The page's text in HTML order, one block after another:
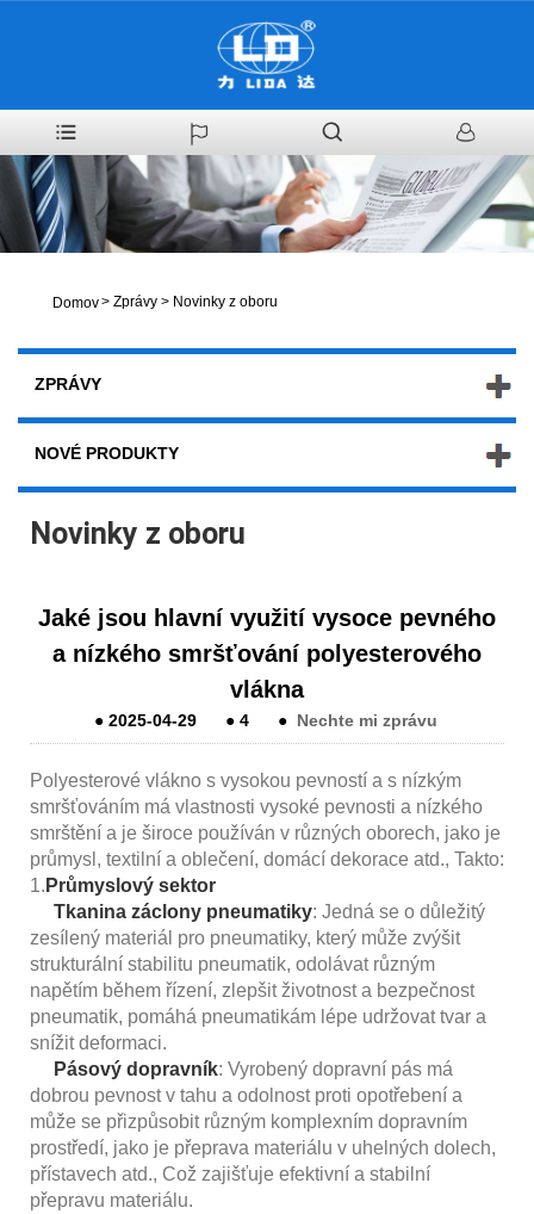
Domov> Zprávy > Novinky z oboru
ZPRÁVY
NOVÉ PRODUKTY
Novinky z oboru
Jaké jsou hlavní využití vysoce pevného
a nízkého smršťování polyesterového
vlákna
●2025-04-29 ●4 ● Nechte mi zprávu
Polyesterové vlákno s vysokou pevností a s nízkým
smršťováním má vlastnosti vysoké pevnosti a nízkého
smrštění a je široce používán v různých oborech, jako je
průmysl, textilní a oblečení, domácí dekorace atd., Takto:
1. Průmyslový sektor
Tkanina záclony pneumatiky: Jedná se o důležitý
zesílený materiál pro pneumatiky, který může zvýšit
strukturální stabilitu pneumatik, odolávat různým
napětím během řízení, zlepšit životnost a bezpečnost
pneumatik, pomáhá pneumatikám lépe udržovat tvar a
snížit deformaci.
Pásový dopravník: Vyrobený dopravní pás má
dobrou pevnost v tahu a odolnost proti opotřebení a
může se přizpůsobit různým komplexním dopravním
prostředí, jako je přeprava materiálu v uhelných dolech,
přístavech atd., Což zajišťuje efektivní a stabilní
přepravu materiálu.